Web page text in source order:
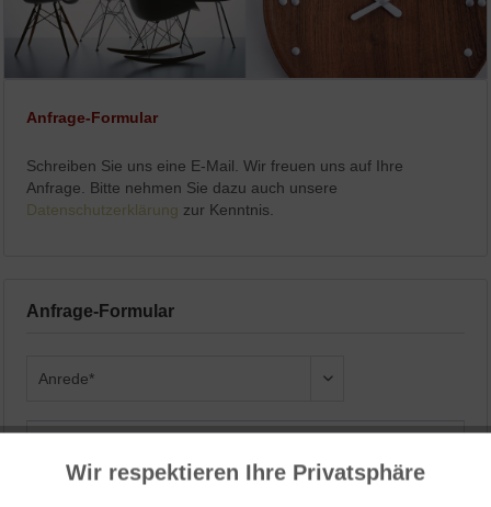
Anfrage-Formular
Schreiben Sie uns eine E-Mail. Wir freuen uns auf Ihre
Anfrage. Bitte nehmen Sie dazu auch unsere
Datenschutzerklärung zur Kenntnis.
Anfrage-Formular
Funktionale Aktiv
Wir respektieren Ihre Privatsphäre